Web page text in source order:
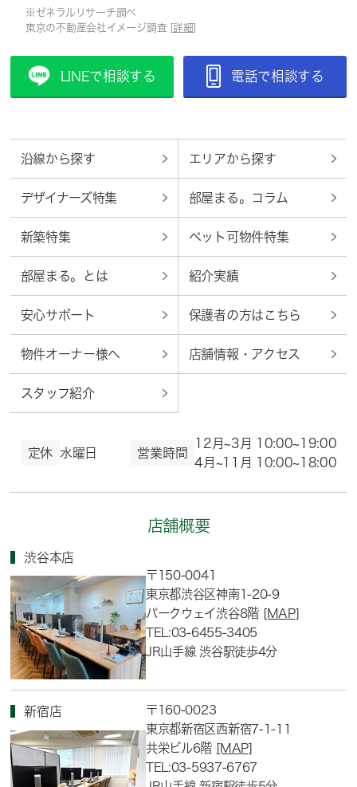
※ゼネラルリサーチ調べ
東京の不動産会社イメージ調査 [ 詳細
LINEで相談する 電話で相談する
沿線から探す エリアから探す
デザイナーズ特集 部屋まる。コラム
新築特集 ペット可物件特集
部屋まる。とは 紹介実績
安心サポート 保護者の方はこちら
物件オーナー様へ 店舗情報・アクセス
スタッフ紹介
定休 水曜日 営業時間
12月~3月 10:00~19:00
4月~11月 10:00~18:00
店舗概要
渋谷本店
〒150-0041
東京都渋谷区神南1-20-9
パークウェイ渋谷8階 [MAP]
TEL:03-6455-3405
JR山手線 渋谷駅徒歩4分
新宿店
〒160-0023
東京都新宿区西新宿7-1-11
共栄ビル6階 [MAP]
TEL:03-5937-6767